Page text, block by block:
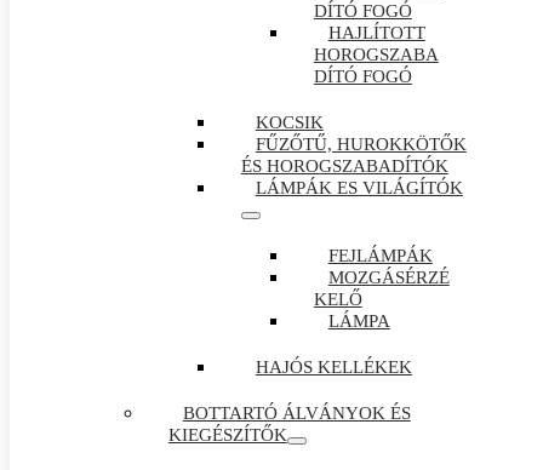
DÍTÓ FOGÓ
HAJLÍTOTT
HOROGSZABA
DÍTÓ FOGÓ
KOCSIK
FŰZŐTŰ, HUROKKÖTŐK
ÉS HOROGSZABADÍTÓK
LÁMPÁK ES VILÁGÍTÓK
FEJLÁMPÁK
MOZGÁSÉRZÉ
KELŐ
LÁMPA
HAJÓS KELLÉKEK
BOTTARTÓ ÁLVÁNYOK ÉS
KIEGÉSZÍTŐK